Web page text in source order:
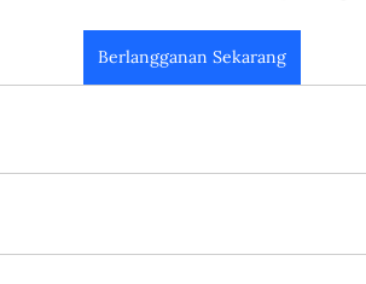
Berlangganan Sekarang